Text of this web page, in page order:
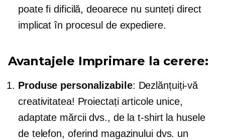
poate fi dificilă, deoarece nu sunteți direct
implicat în procesul de expediere.
Avantajele Imprimare la cerere:
Produse personalizabile: Dezlănțuiți-vă
creativitatea! Proiectați articole unice,
adaptate mărcii dvs., de lat-shirtla husele
de telefon, oferind magazinului dvs. un